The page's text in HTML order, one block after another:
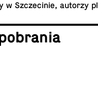
w Szcze­ci­nie, autorzy